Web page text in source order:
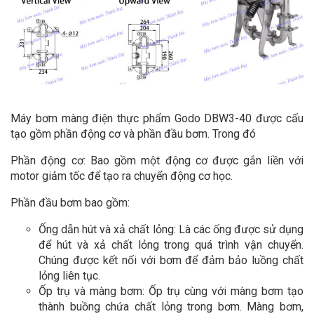
Máy bơm màng điện thực phẩm Godo DBW3-40 được cấu
tạo gồm phần động cơ và phần đầu bơm. Trong đó
Phần động cơ: Bao gồm một động cơ được gắn liền với
motor giảm tốc để tạo ra chuyển động cơ học.
Phần đầu bơm bao gồm:
Ống dẫn hút và xả chất lỏng: Là các ống được sử dụng
để hút và xả chất lỏng trong quá trình vận chuyển.
Chúng được kết nối với bơm để đảm bảo luồng chất
lỏng liên tục.
Ốp trụ và màng bơm: Ốp trụ cùng với màng bơm tạo
thành buồng chứa chất lỏng trong bơm. Màng bơm,